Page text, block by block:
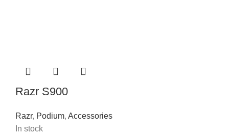
Razr S900
Razr, Podium, Accessories
In stock